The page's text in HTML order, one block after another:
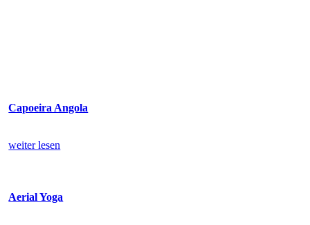
Capoeira Angola
weiter lesen
Aerial Yoga